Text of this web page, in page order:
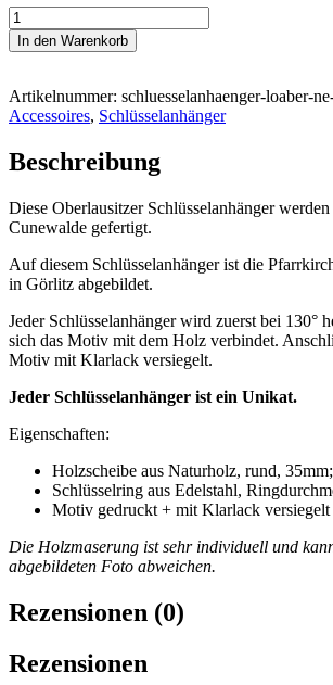
#LOABER
NE
RIM
Menge
In den Warenkorb
Artikelnummer: schluesselanhaenger-loaber-
Accessoires, Schlüsselanhänger
Beschreibung
Diese Oberlausitzer Schlüsselanhänger
Cunewalde gefertigt.
Auf diesem Schlüsselanhänger ist die
in Görlitz abgebildet.
Jeder Schlüsselanhänger wird zuerst bei 130°
sich das Motiv mit dem Holz verbindet.
Motiv mit Klarlack versiegelt.
Jeder Schlüsselanhänger ist ein Unikat.
Eigenschaften:
Holzscheibe aus Naturholz, rund,
Schlüsselring aus Edelstahl,
Motiv gedruckt + mit Klarlack versiegelt
Die Holzmaserung ist sehr individuell und
abgebildeten Foto abweichen.
Rezensionen (0)
Rezensionen